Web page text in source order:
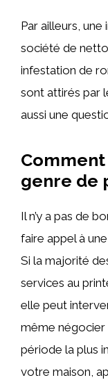
Par ailleurs,
société de
infestation de
sont attirés par
aussi une
genre de
Il n’y a pas de
faire appel à
Si la majorité
services au
elle peut
même négocier
période la plus
votre maison,